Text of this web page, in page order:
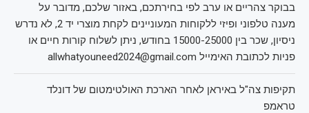
בבוקר צהריים או ערב לפי בחירתכם, באזור שלכם, מדובר על
מענה טלפוני ופיזי ללקוחות המעוניינים לקחת מוצרי יד 2, לא נדרש
ניסיון, שכר בין 15000-25000 בחודש, ניתן לשלוח קורות חיים או
פניות לכתובת האימייל allwhatyouneed2024@gmail.com
תקיפות צה"ל באיראן לאחר הארכת האולטימטום של דונלד
טראמפ